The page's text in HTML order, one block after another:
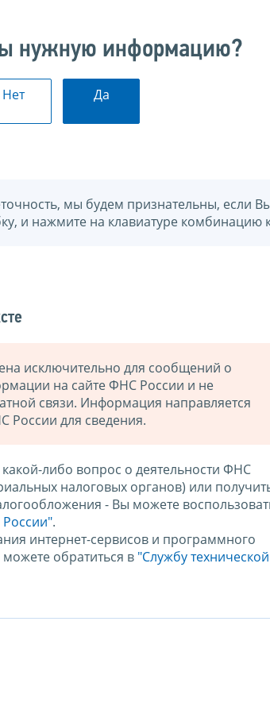
нужную информацию?
Нет Да
мы будем признательны, если
и нажмите на клавиатуре
исключительно для сообщений о
на сайте ФНС России и не
связи. Информация направляется
России для сведения.
либо вопрос о деятельности ФНС
налоговых органов) или
- Вы можете
.
интернет-сервисов и программного
обратиться в "Службу технической